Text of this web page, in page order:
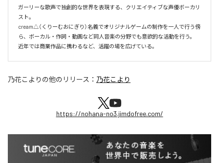
ガーリーな歌声で独創的な世界を表現する、クリエイティブな声優ボーカリ
スト。
cream△（くりーむおにぎり）名義でオリジナルゲームの制作を一人で行う傍
ら、ボーカル・作詞・動画など同人音楽の分野でも意欲的な活動を行う。
近年では商業作品に携わるなど、活躍の場を広げている。
乃花こより の他のリリース： 乃花こより
https://nohana-no3.jimdofree.com/